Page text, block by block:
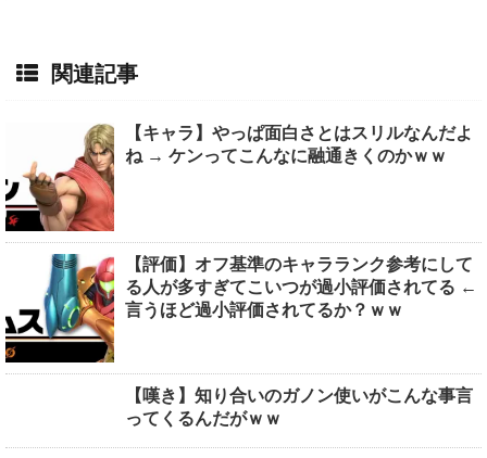
関連記事
【キャラ】やっぱ面白さとはスリルなんだよ
ね → ケンってこんなに融通きくのかｗｗ
【評価】オフ基準のキャラランク参考にして
る人が多すぎてこいつが過小評価されてる ←
言うほど過小評価されてるか？ｗｗ
【嘆き】知り合いのガノン使いがこんな事言
ってくるんだがｗｗ